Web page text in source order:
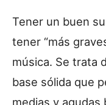
Tener un buen
tener “más
música. Se trata
base sólida que
medias y agudas